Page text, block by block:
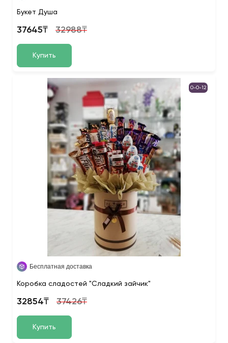
Букет Душа
37645₸ 32988₸
Купить
0-0-12
Бесплатная доставка
Коробка сладостей "Сладкий зайчик"
32854₸ 37426₸
Купить